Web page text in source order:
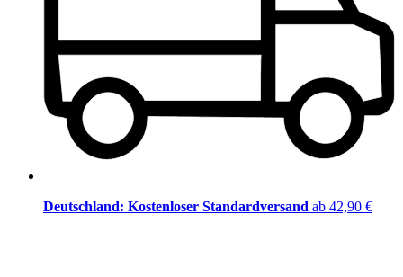
Deutschland: Kostenloser Standardversand ab 42,90 €